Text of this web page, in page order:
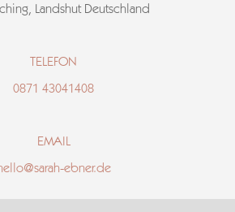
Landshut Deutschland
TELEFON
0871 43041408
EMAIL
ebner.de